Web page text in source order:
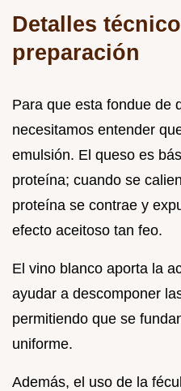
Detalles
preparación
Para que esta fondue de
necesitamos entender
emulsión. El queso es
proteína; cuando se
proteína se contrae y
efecto aceitoso tan feo.
El vino blanco aporta la
ayudar a descomponer
permitiendo que se
uniforme.
Además, el uso de la